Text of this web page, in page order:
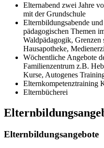
Elternabend zwei Jahre
mit der Grundschule
Elternbildungsabende
pädagogischen Themen
Waldpädagogik,
Hausapotheke,
Wöchentliche Angebote
Familienzentrum z.B.
Kurse, Autogenes
Elternkompetenztraining
Elternbücherei
Elternbildungsangebote